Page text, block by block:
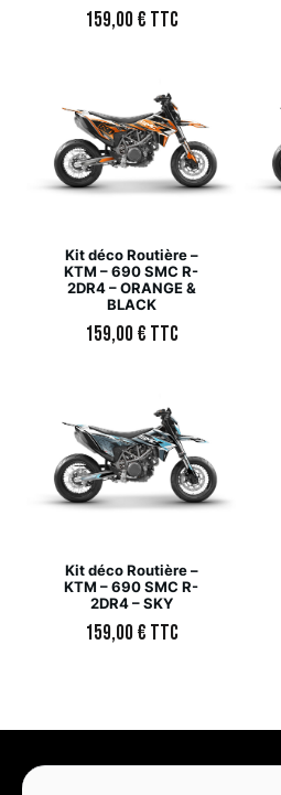
159,00€ TTC
Kit déco Routière –
KTM – 690 SMC R-
2DR4 – ORANGE &
BLACK
159,00€ TTC
Kit déco Routière –
KTM – 690 SMC R-
2DR4 – SKY
159,00€ TTC